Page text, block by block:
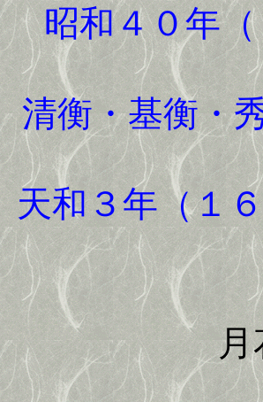
昭和４０年
清衡・基衡・
天和３年（１
月